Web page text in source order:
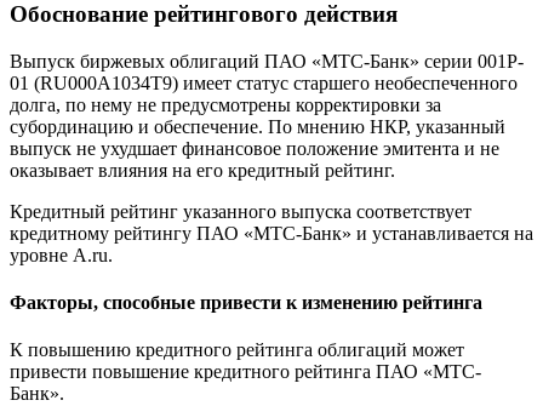
Обоснование рейтингового действия
Выпуск биржевых облигаций ПАО «МТС-Банк» серии 001P-
01 (RU000A1034T9) имеет статус старшего необеспеченного
долга, по нему не предусмотрены корректировки за
субординацию и обеспечение. По мнению НКР, указанный
выпуск не ухудшает финансовое положение эмитента и не
оказывает влияния на его кредитный рейтинг.
Кредитный рейтинг указанного выпуска соответствует
кредитному рейтингу ПАО «МТС-Банк» и устанавливается на
уровне A.ru.
Факторы, способные привести к изменению рейтинга
К повышению кредитного рейтинга облигаций может
привести повышение кредитного рейтинга ПАО «МТС-
Банк».